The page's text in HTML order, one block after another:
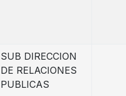
SUB DIRECCION
DE RELACIONES
PUBLICAS